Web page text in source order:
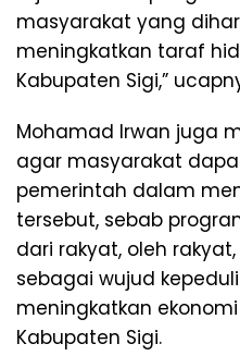
masyarakat yang
meningkatkan taraf
Kabupaten Sigi,”
Mohamad Irwan juga
agar masyarakat
pemerintah dalam
tersebut, sebab
dari rakyat, oleh
sebagai wujud
meningkatkan
Kabupaten Sigi.